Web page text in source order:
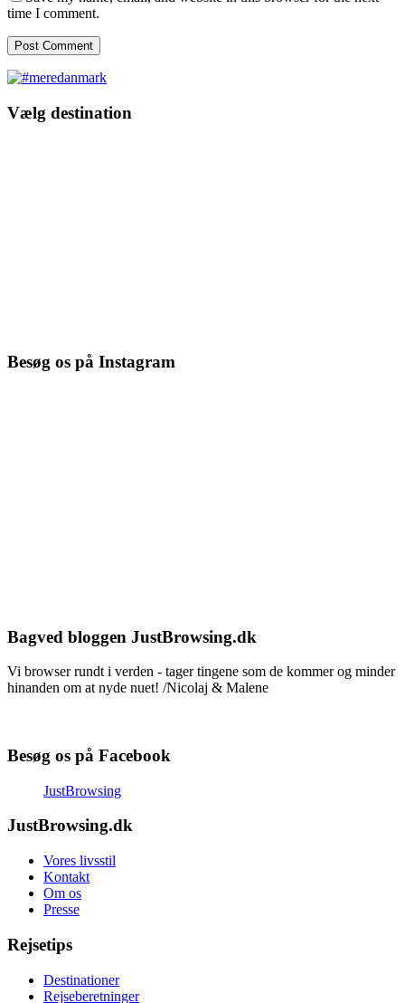
time I comment.
Vælg destination
Besøg os på Instagram
Bagved bloggen JustBrowsing.dk
Vi browser rundt i verden - tager tingene som de kommer og minder
hinanden om at nyde nuet! /Nicolaj & Malene
Besøg os på Facebook
JustBrowsing
JustBrowsing.dk
Vores livsstil
Kontakt
Om os
Presse
Rejsetips
Destinationer
Rejseberetninger